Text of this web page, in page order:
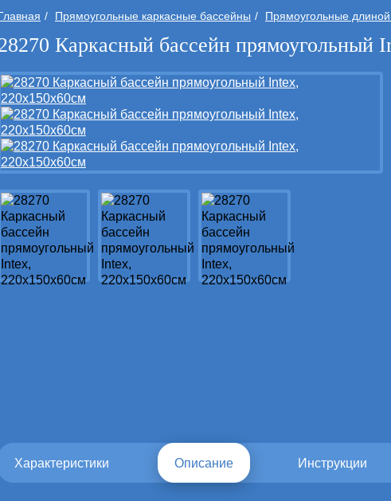
Прямоугольные каркасные бассейны Прямоугольные
Каркасный бассейн прямоугольный
Характеристики Описание Инструкции